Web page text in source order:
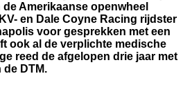
Amerikaanse openwheel
en Dale Coyne Racing rijdster
voor gesprekken met een
ook al de verplichte medische
reed de afgelopen drie jaar met
de DTM.